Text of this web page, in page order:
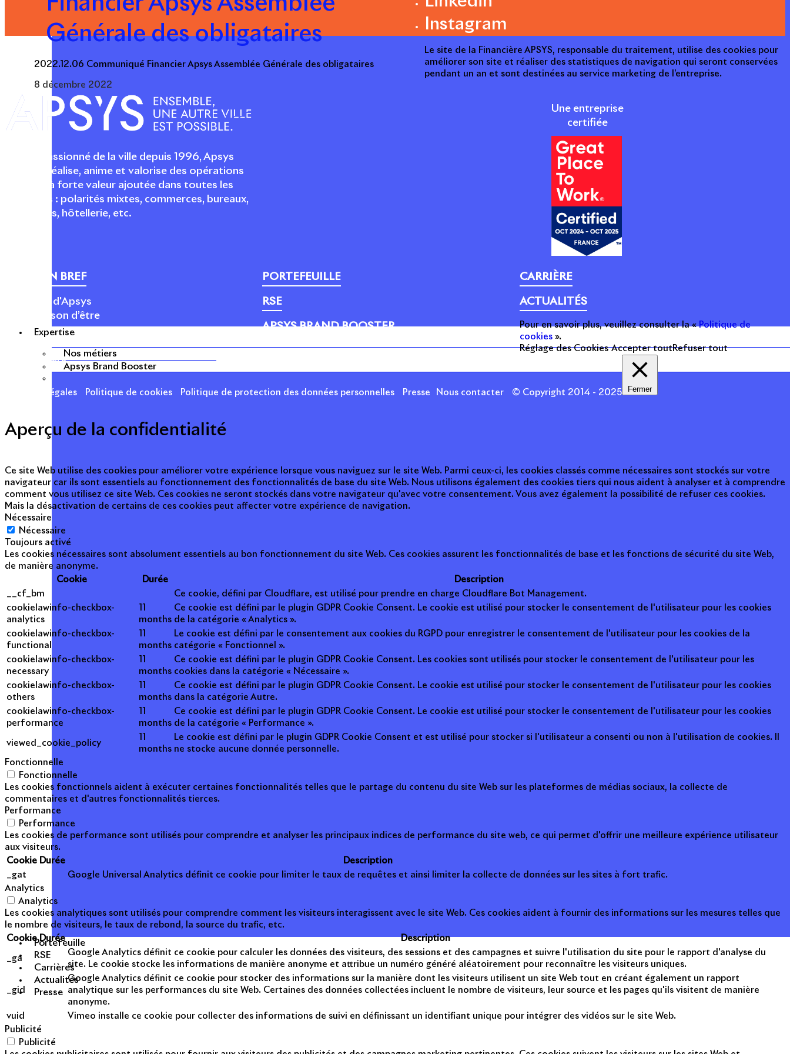
Expertise
Nos métiers
Apsys Brand Booster
Portefeuille
RSE
Carrières
Actualités
Presse
Générale des obligataires
2022.12.06 Communiqué Financier Apsys Assemblée Générale des obligataires
8 décembre 2022
Acteur passionné de la ville depuis 1996, Apsys
conçoit, réalise, anime et valorise des opérations
urbaines à forte valeur ajoutée dans toutes les
fonctions : polarités mixtes, commerces, bureaux,
logements, hôtellerie, etc.
Une entreprise
certifiée
APSYS EN BREF
À propos d'Apsys
Notre raison d’être
Nos dirigeants
Nos métiers
PORTEFEUILLE
RSE
APSYS BRAND BOOSTER
CARRIÈRE
ACTUALITÉS
Mentions légales Politique de cookies Politique de protection des données personnelles Presse Nous contacter © Copyright 2014 - 2025
Instagram
Le site de la Financière APSYS, responsable du traitement, utilise des cookies pour
améliorer son site et réaliser des statistiques de navigation qui seront conservées
pendant un an et sont destinées au service marketing de l’entreprise.
Pour en savoir plus, veuillez consulter la «Politique de
cookies ».
Réglage des Cookies Accepter toutRefuser tout
Fermer
Aperçu de la confidentialité
Ce site Web utilise des cookies pour améliorer votre expérience lorsque vous naviguez sur le site Web. Parmi ceux-ci, les cookies classés comme nécessaires sont stockés sur votre
navigateur car ils sont essentiels au fonctionnement des fonctionnalités de base du site Web. Nous utilisons également des cookies tiers qui nous aident à analyser et à comprendre
comment vous utilisez ce site Web. Ces cookies ne seront stockés dans votre navigateur qu'avec votre consentement. Vous avez également la possibilité de refuser ces cookies.
Mais la désactivation de certains de ces cookies peut affecter votre expérience de navigation.
Nécessaire
Nécessaire
Toujours activé
Les cookies nécessaires sont absolument essentiels au bon fonctionnement du site Web. Ces cookies assurent les fonctionnalités de base et les fonctions de sécurité du site Web,
de manière anonyme.
Cookie
Durée
Description
__cf_bm
Ce cookie, défini par Cloudflare, est utilisé pour prendre en charge Cloudflare Bot Management.
cookielawinfo-checkbox-
analytics
months
Ce cookie est défini par le plugin GDPR Cookie Consent. Le cookie est utilisé pour stocker le consentement de l'utilisateur pour les cookies
de la catégorie « Analytics ».
cookielawinfo-checkbox-
functional
months
Le cookie est défini par le consentement aux cookies du RGPD pour enregistrer le consentement de l'utilisateur pour les cookies de la
catégorie « Fonctionnel ».
cookielawinfo-checkbox-
necessary
months
Ce cookie est défini par le plugin GDPR Cookie Consent. Les cookies sont utilisés pour stocker le consentement de l'utilisateur pour les
cookies dans la catégorie « Nécessaire ».
cookielawinfo-checkbox-
others
months
Ce cookie est défini par le plugin GDPR Cookie Consent. Le cookie est utilisé pour stocker le consentement de l'utilisateur pour les cookies
dans la catégorie Autre.
cookielawinfo-checkbox-
performance
months
Ce cookie est défini par le plugin GDPR Cookie Consent. Le cookie est utilisé pour stocker le consentement de l'utilisateur pour les cookies
de la catégorie « Performance ».
viewed_cookie_policy
months
Le cookie est défini par le plugin GDPR Cookie Consent et est utilisé pour stocker si l'utilisateur a consenti ou non à l'utilisation de cookies. Il
ne stocke aucune donnée personnelle.
Fonctionnelle
Fonctionnelle
Les cookies fonctionnels aident à exécuter certaines fonctionnalités telles que le partage du contenu du site Web sur les plateformes de médias sociaux, la collecte de
commentaires et d'autres fonctionnalités tierces.
Performance
Performance
Les cookies de performance sont utilisés pour comprendre et analyser les principaux indices de performance du site web, ce qui permet d'offrir une meilleure expérience utilisateur
aux visiteurs.
Cookie Durée
Description
_gat
Google Universal Analytics définit ce cookie pour limiter le taux de requêtes et ainsi limiter la collecte de données sur les sites à fort trafic.
Analytics
Analytics
Les cookies analytiques sont utilisés pour comprendre comment les visiteurs interagissent avec le site Web. Ces cookies aident à fournir des informations sur les mesures telles que
le nombre de visiteurs, le taux de rebond, la source du trafic, etc.
Cookie Durée Description
_ga
Google Analytics définit ce cookie pour calculer les données des visiteurs, des sessions et des campagnes et suivre l'utilisation du site pour le rapport d'analyse du
site. Le cookie stocke les informations de manière anonyme et attribue un numéro généré aléatoirement pour reconnaître les visiteurs uniques.
_gid
Google Analytics définit ce cookie pour stocker des informations sur la manière dont les visiteurs utilisent un site Web tout en créant également un rapport
analytique sur les performances du site Web. Certaines des données collectées incluent le nombre de visiteurs, leur source et les pages qu'ils visitent de manière
anonyme.
vuid
Vimeo installe ce cookie pour collecter des informations de suivi en définissant un identifiant unique pour intégrer des vidéos sur le site Web.
Publicité
Publicité